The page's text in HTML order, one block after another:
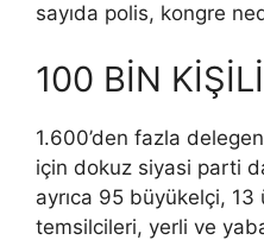
sayıda polis, kongre
100 BİN
1.600’den fazla
için dokuz siyasi parti
ayrıca 95 büyükelçi,
temsilcileri, yerli ve